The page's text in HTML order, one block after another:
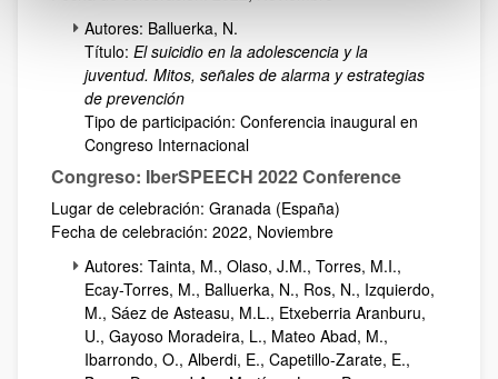
Autores: Balluerka, N.
Título: El suicidio en la adolescencia y la
juventud. Mitos, señales de alarma y estrategias
de prevención
Tipo de participación: Conferencia inaugural en
Congreso Internacional
Congreso: IberSPEECH 2022 Conference
Lugar de celebración: Granada (España)
Fecha de celebración: 2022, Noviembre
Autores: Tainta, M., Olaso, J.M., Torres, M.I.,
Ecay-Torres, M., Balluerka, N., Ros, N., Izquierdo,
M., Sáez de Asteasu, M.L., Etxeberria Aranburu,
U., Gayoso Moradeira, L., Mateo Abad, M.,
Ibarrondo, O., Alberdi, E., Capetillo-Zarate, E.,